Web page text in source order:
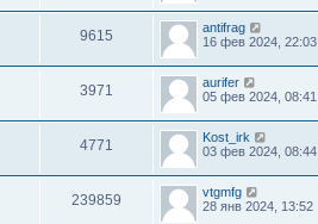
9615
antifrag
16 фев 2024, 22:03
3971
aurifer
05 фев 2024, 08:41
4771
Kost_irk
03 фев 2024, 08:44
239859
vtgmfg
28 янв 2024, 13:52